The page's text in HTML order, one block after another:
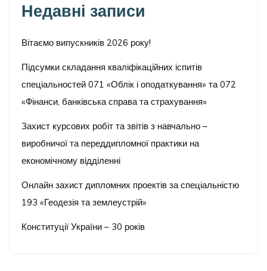
Недавні записи
Вітаємо випускників 2026 року!
Підсумки складання кваліфікаційних іспитів
спеціальностей 071 «Облік і оподаткування» та 072
«Фінанси, банківська справа та страхування»
Захист курсових робіт та звітів з навчально –
виробничої та переддипломної практики на
економічному відділенні
Онлайн захист дипломних проектів за спеціальністю
193 «Геодезія та землеустрій»
Конституції України – 30 років